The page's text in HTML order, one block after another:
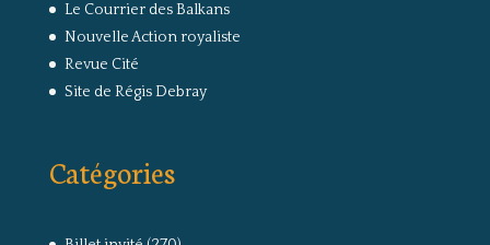
Le Courrier des Balkans
Nouvelle Action royaliste
Revue Cité
Site de Régis Debray
Catégories